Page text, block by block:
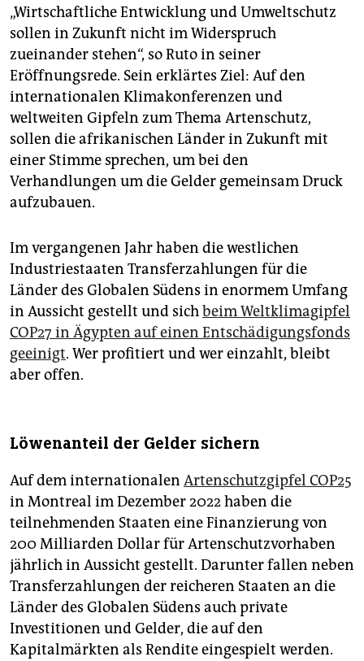
„Wirtschaftliche Entwicklung und Umweltschutz
sollen in Zukunft nicht im Widerspruch
zueinander stehen“, so Ruto in seiner
Eröffnungsrede. Sein erklärtes Ziel: Auf den
internationalen Klimakonferenzen und
weltweiten Gipfeln zum Thema Artenschutz,
sollen die afrikanischen Länder in Zukunft mit
einer Stimme sprechen, um bei den
Verhandlungen um die Gelder gemeinsam Druck
aufzubauen.
Im vergangenen Jahr haben die westlichen
Industriestaaten Transferzahlungen für die
Länder des Globalen Südens in enormem Umfang
in Aussicht gestellt und sichbeim Weltklimagipfel
COP27 in Ägypten auf einen Entschädigungsfonds
geeinigt. Wer profitiert und wer einzahlt, bleibt
aber offen.
Löwenanteil der Gelder sichern
Auf dem internationalen Artenschutzgipfel COP25
in Montreal im Dezember 2022 haben die
teilnehmenden Staaten eine Finanzierung von
200 Milliarden Dollar für Artenschutzvorhaben
jährlich in Aussicht gestellt. Darunter fallen neben
Transferzahlungen der reicheren Staaten an die
Länder des Globalen Südens auch private
Investitionen und Gelder, die auf den
Kapitalmärkten als Rendite eingespielt werden.